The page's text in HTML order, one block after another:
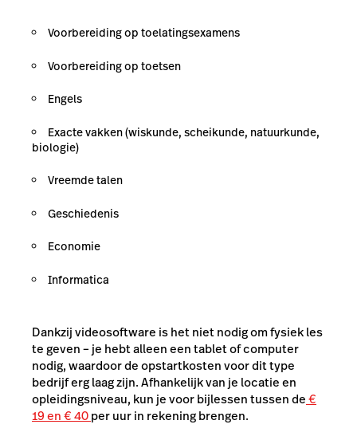
Voorbereiding op toelatingsexamens
Voorbereiding op toetsen
Engels
Exacte vakken (wiskunde, scheikunde, natuurkunde,
biologie)
Vreemde talen
Geschiedenis
Economie
Informatica
Dankzij videosoftware is het niet nodig om fysiek les
te geven – je hebt alleen een tablet of computer
nodig, waardoor de opstartkosten voor dit type
bedrijf erg laag zijn. Afhankelijk van je locatie en
opleidingsniveau, kun je voor bijlessen tussen de€
19 en € 40per uur in rekening brengen.